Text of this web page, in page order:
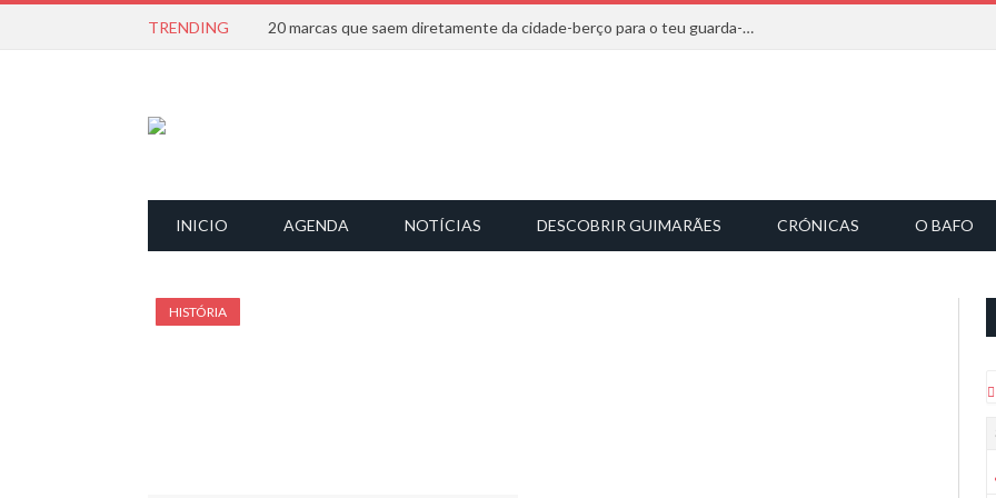
TRENDING 20 marcas que saem diretamente da cidade-berço para o teu guarda-roupa
INICIO AGENDA NOTÍCIAS DESCOBRIR GUIMARÃES CRÓNICAS O BAFO
HISTÓRIA